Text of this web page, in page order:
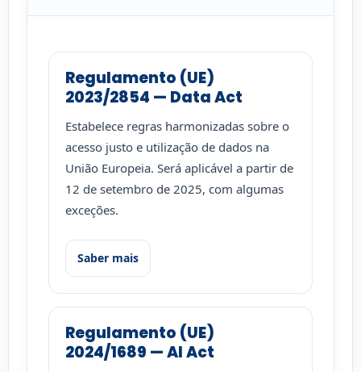
Regulamento (UE)
2023/2854 — Data Act
Estabelece regras harmonizadas sobre o
acesso justo e utilização de dados na
União Europeia. Será aplicável a partir de
12 de setembro de 2025, com algumas
exceções.
Saber mais
Regulamento (UE)
2024/1689 — AI Act